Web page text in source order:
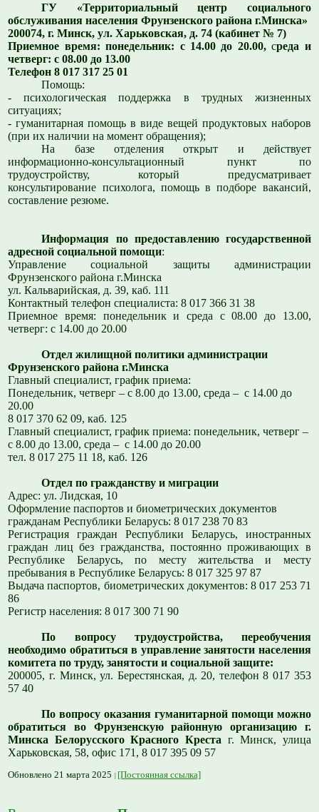
ГУ «Территориальный центр социального
обслуживания населения Фрунзенского района г.Минска»
200074, г. Минск, ул. Харьковская, д. 74 (кабинет № 7)
Приемное время: понедельник: с 14.00 до 20.00,среда и
четверг: с 08.00 до 13.00
Телефон 8 017 317 25 01
Помощь:
- психологическая поддержка в трудных жизненных
ситуациях;
- гуманитарная помощь в виде вещей продуктовых наборов
(при их наличии на момент обращения);
На базе отделения открыт и действует
информационно-консультационный пункт по
трудоустройству, который предусматривает
консультирование психолога, помощь в подборе вакансий,
составление резюме.
Информация по предоставлению государственной
адресной социальной помощи:
Управление социальной защиты администрации
Фрунзенского района г.Минска
ул. Кальварийская, д. 39, каб. 111
Контактный телефон специалиста: 8 017 366 31 38
Приемное время: понедельник и среда с 08.00 до 13.00,
четверг: с 14.00 до 20.00
Отдел жилищной политики администрации
Фрунзенского района г.Минска
Главный специалист, график приема:
Понедельник, четверг – с 8.00 до 13.00, среда – с 14.00 до
20.00
8 017 370 62 09, каб. 125
Главный специалист, график приема: понедельник, четверг –
с 8.00 до 13.00, среда – с 14.00 до 20.00
тел. 8 017 275 11 18, каб. 126
Отдел по гражданству и миграции
Адрес: ул. Лидская, 10
Оформление паспортов и биометрических документов
гражданам Республики Беларусь: 8 017 238 70 83
Регистрация граждан Республики Беларусь, иностранных
граждан лиц без гражданства, постоянно проживающих в
Республике Беларусь, по месту жительства и месту
пребывания в Республике Беларусь: 8 017 325 97 87
Выдача паспортов, биометрических документов: 8 017 253 71
86
Регистр населения: 8 017 300 71 90
По вопросу трудоустройства, переобучения
необходимо обратиться в управление занятости населения
комитета по труду, занятости и социальной защите:
200005, г. Минск, ул. Берестянская, д. 20, телефон 8 017 353
57 40
По вопросу оказания гуманитарной помощи можно
обратиться во Фрунзенскую районную организацию г.
Минска Белорусского Красного Креста г. Минск, улица
Харьковская, 58, офис 171, 8 017 395 09 57
Обновлено 21 марта 2025 [Постоянная ссылка]